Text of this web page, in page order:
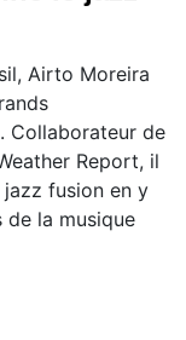
Airto Moreira
Collaborateur de
Report, il
fusion en y
la musique